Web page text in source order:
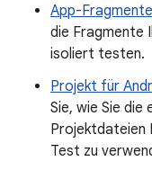
App-
die Fragmente
isoliert testen.
Projekt für
Sie, wie Sie
Projektdateien
Test zu